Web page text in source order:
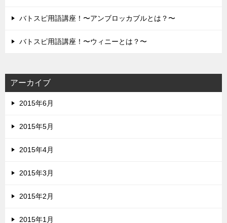
バトスピ用語講座！〜アンブロッカブルとは？〜
バトスピ用語講座！〜ウィニーとは？〜
アーカイブ
2015年6月
2015年5月
2015年4月
2015年3月
2015年2月
2015年1月